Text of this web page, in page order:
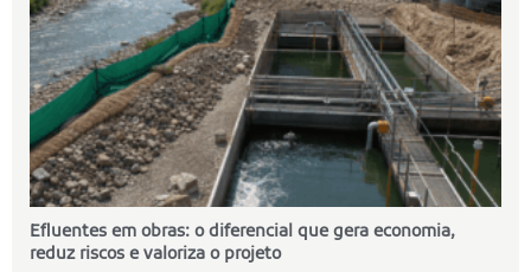
Efluentes em obras: o diferencial que gera economia,
reduz riscos e valoriza o projeto